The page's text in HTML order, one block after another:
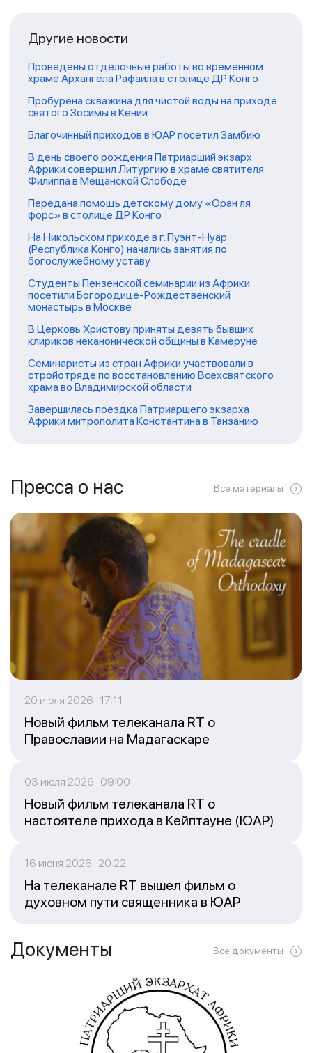
Другие новости
Проведены отделочные работы во временном
храме Архангела Рафаила в столице ДР Конго
Пробурена скважина для чистой воды на приходе
святого Зосимы в Кении
Благочинный приходов в ЮАР посетил Замбию
В день своего рождения Патриарший экзарх
Африки совершил Литургию в храме святителя
Филиппа в Мещанской Слободе
Передана помощь детскому дому «Оран ля
форс» в столице ДР Конго
На Никольском приходе в г. Пуэнт-Нуар
(Республика Конго) начались занятия по
богослужебному уставу
Студенты Пензенской семинарии из Африки
посетили Богородице-Рождественский
монастырь в Москве
В Церковь Христову приняты девять бывших
клириков неканонической общины в Камеруне
Семинаристы из стран Африки участвовали в
стройотряде по восстановлению Всехсвятского
храма во Владимирской области
Завершилась поездка Патриаршего экзарха
Африки митрополита Константина в Танзанию
Пресса о нас Все материалы
20 июля 2026 17:11
Новый фильм телеканала RT о
Православии на Мадагаскаре
03 июля 2026 09:00
Новый фильм телеканала RT о
настоятеле прихода в Кейптауне (ЮАР)
16 июня 2026 20:22
На телеканале RT вышел фильм о
духовном пути священника в ЮАР
Документы Все документы